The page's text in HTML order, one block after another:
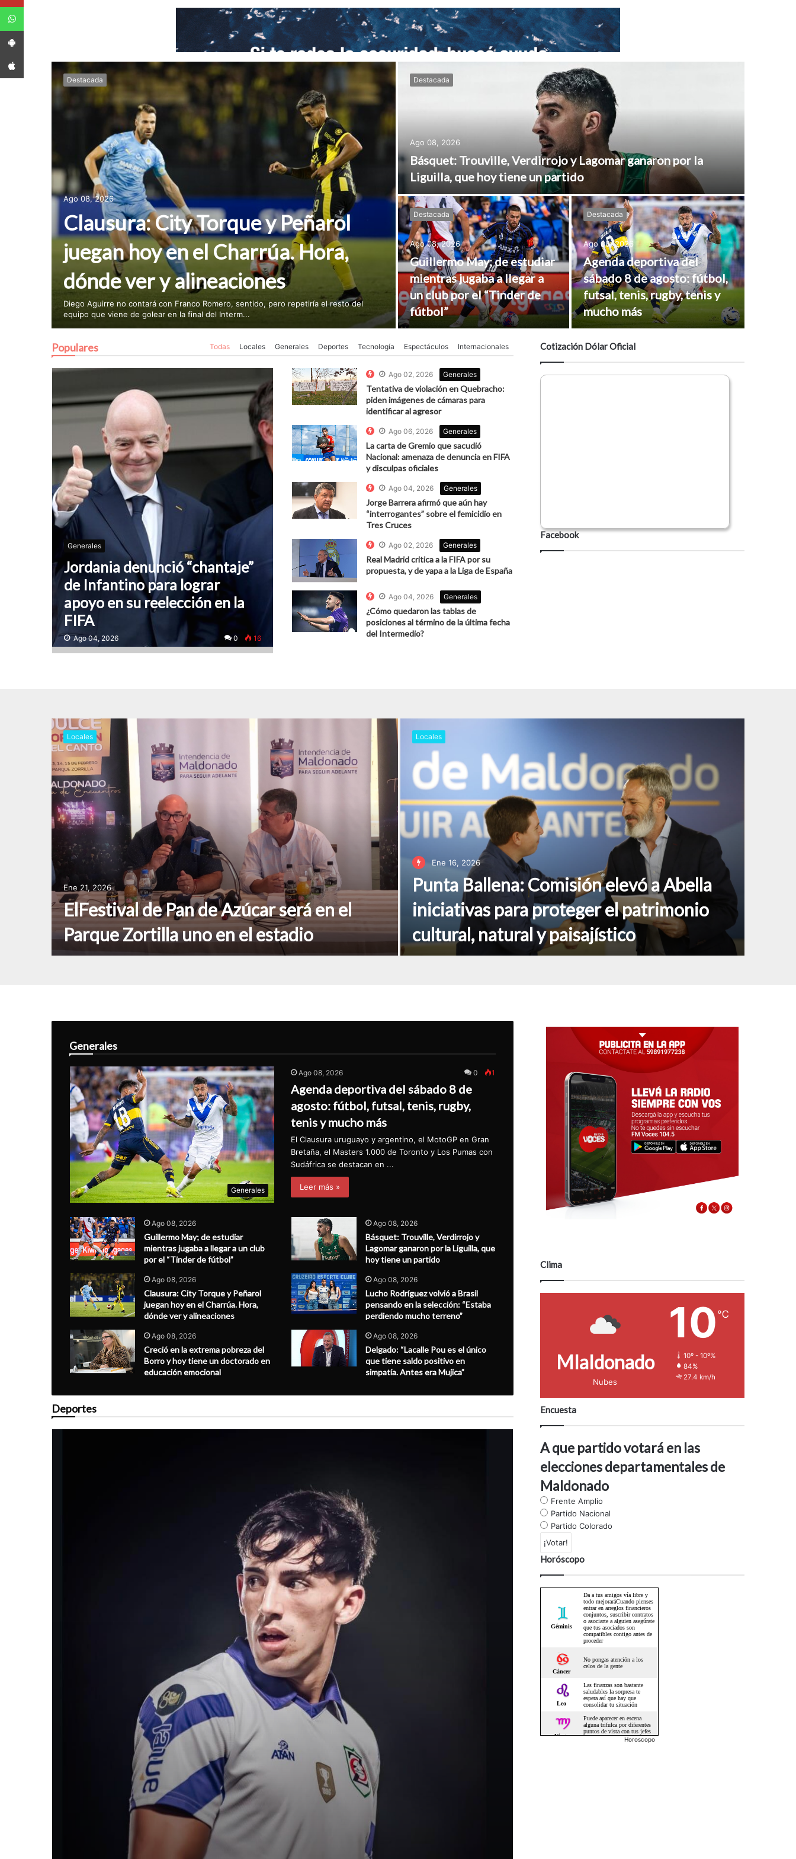
Destacada
Ago 08, 2026
Clausura: City Torque y Peñarol
juegan hoy en el Charrúa. Hora,
dónde ver y alineaciones
Diego Aguirre no contará con Franco Romero, sentido, pero repetiría el resto del
equipo que viene de golear en la final del Interm...
Destacada
Ago 08, 2026
Básquet: Trouville, Verdirrojo y Lagomar ganaron por la
Liguilla, que hoy tiene un partido
Destacada
Ago 08, 2026
Guillermo May; de estudiar
mientras jugaba a llegar a
un club por el “Tinder de
fútbol”
Destacada
Ago 08, 2026
Agenda deportiva del
sábado 8 de agosto: fútbol,
futsal, tenis, rugby, tenis y
mucho más
Populares Todas Locales Generales Deportes Tecnología Espectáculos Internacionales
Generales
Jordania denunció “chantaje”
de Infantino para lograr
apoyo en su reelección en la
FIFA
Ago 04, 2026 0 16
Ago 02, 2026 Generales
Tentativa de violación en Quebracho:
piden imágenes de cámaras para
identificar al agresor
Ago 06, 2026 Generales
La carta de Gremio que sacudió
Nacional: amenaza de denuncia en FIFA
y disculpas oficiales
Ago 04, 2026 Generales
Jorge Barrera afirmó que aún hay
“interrogantes” sobre el femicidio en
Tres Cruces
Ago 02, 2026 Generales
Real Madrid critica a la FIFA por su
propuesta, y de yapa a la Liga de España
Ago 04, 2026 Generales
¿Cómo quedaron las tablas de
posiciones al término de la última fecha
del Intermedio?
Cotización Dólar Oficial
Facebook
Locales
Ene 21, 2026
ElFestival de Pan de Azúcar será en el
Parque Zortilla uno en el estadio
Locales
Ene 16, 2026
Punta Ballena: Comisión elevó a Abella
iniciativas para proteger el patrimonio
cultural, natural y paisajístico
Generales
Generales
Ago 08, 2026 0 1
Agenda deportiva del sábado 8 de
agosto: fútbol, futsal, tenis, rugby,
tenis y mucho más
El Clausura uruguayo y argentino, el MotoGP en Gran
Bretaña, el Masters 1.000 de Toronto y Los Pumas con
Sudáfrica se destacan en ...
Leer más »
Ago 08, 2026
Guillermo May; de estudiar
mientras jugaba a llegar a un club
por el “Tinder de fútbol”
Ago 08, 2026
Básquet: Trouville, Verdirrojo y
Lagomar ganaron por la Liguilla, que
hoy tiene un partido
Ago 08, 2026
Clausura: City Torque y Peñarol
juegan hoy en el Charrúa. Hora,
dónde ver y alineaciones
Ago 08, 2026
Lucho Rodríguez volvió a Brasil
pensando en la selección: “Estaba
perdiendo mucho terreno”
Ago 08, 2026
Creció en la extrema pobreza del
Borro y hoy tiene un doctorado en
educación emocional
Ago 08, 2026
Delgado: “Lacalle Pou es el único
que tiene saldo positivo en
simpatía. Antes era Mujica”
Deportes
Clima
Mlaldonado
Nubes
10 ℃
10º - 10º%
84%
27.4 km/h
Encuesta
A que partido votará en las
elecciones departamentales de
Maldonado
Frente Amplio
Partido Nacional
Partido Colorado
Horóscopo
Horoscopo